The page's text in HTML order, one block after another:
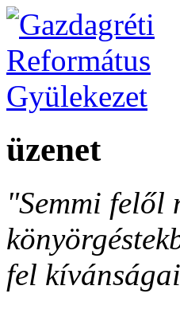
üzenet
"Semmi felől
fel